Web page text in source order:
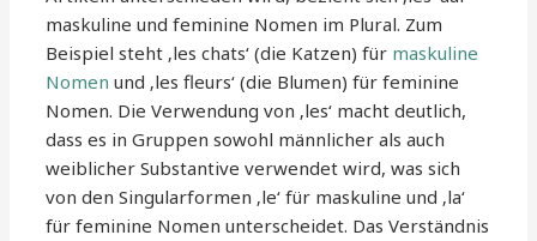
maskuline und feminine Nomen im Plural. Zum
Beispiel steht ‚les chats‘ (die Katzen) für maskuline
Nomen und ‚les fleurs‘ (die Blumen) für feminine
Nomen. Die Verwendung von ‚les‘ macht deutlich,
dass es in Gruppen sowohl männlicher als auch
weiblicher Substantive verwendet wird, was sich
von den Singularformen ‚le‘ für maskuline und ‚la‘
für feminine Nomen unterscheidet. Das Verständnis